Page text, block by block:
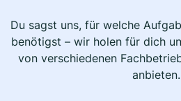
Du sagst uns, für welche
benötigst – wir holen für dich
von verschiedenen
anbieten.